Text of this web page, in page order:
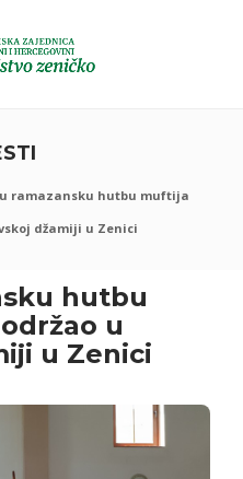
ramazansku hutbu muftija
džamiji u Zenici
hutbu
u
u Zenici